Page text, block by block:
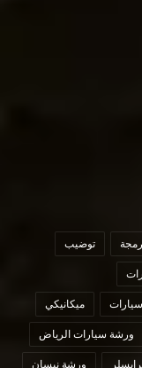
توضيب
ميكانيكي
ورشة سيارات الرياض
ورشة نيسان